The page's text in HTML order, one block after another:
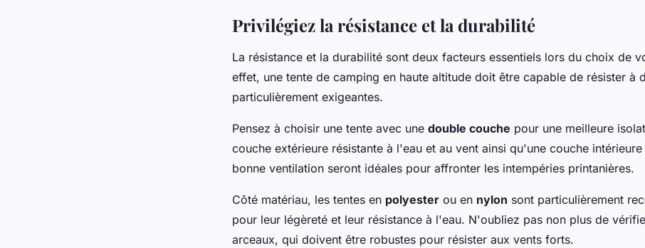
Privilégiez la résistance et la durabilité
La résistance et la durabilité sont deux facteurs essentiels lors du choix de
effet, une tente de camping en haute altitude doit être capable de résister à
particulièrement exigeantes.
Pensez à choisir une tente avec une double couche pour une meilleure
couche extérieure résistante à l'eau et au vent ainsi qu'une couche
bonne ventilation seront idéales pour affronter les intempéries printanières.
Côté matériau, les tentes en polyester ou en nylon sont particulièrement
pour leur légèreté et leur résistance à l'eau. N'oubliez pas non plus de
arceaux, qui doivent être robustes pour résister aux vents forts.